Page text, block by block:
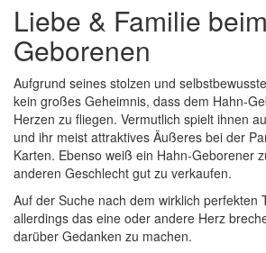
Liebe & Familie
Geborenen
Aufgrund seines stolzen und
kein großes Geheimnis, dass dem Hahn-
Herzen zu fliegen. Vermutlich spielt ihnen
und ihr meist attraktives Äußeres bei der
Karten. Ebenso weiß ein Hahn-Geborener
anderen Geschlecht gut zu verkaufen.
Auf der Suche nach dem wirklich perfekten
allerdings das eine oder andere Herz
darüber Gedanken zu machen.